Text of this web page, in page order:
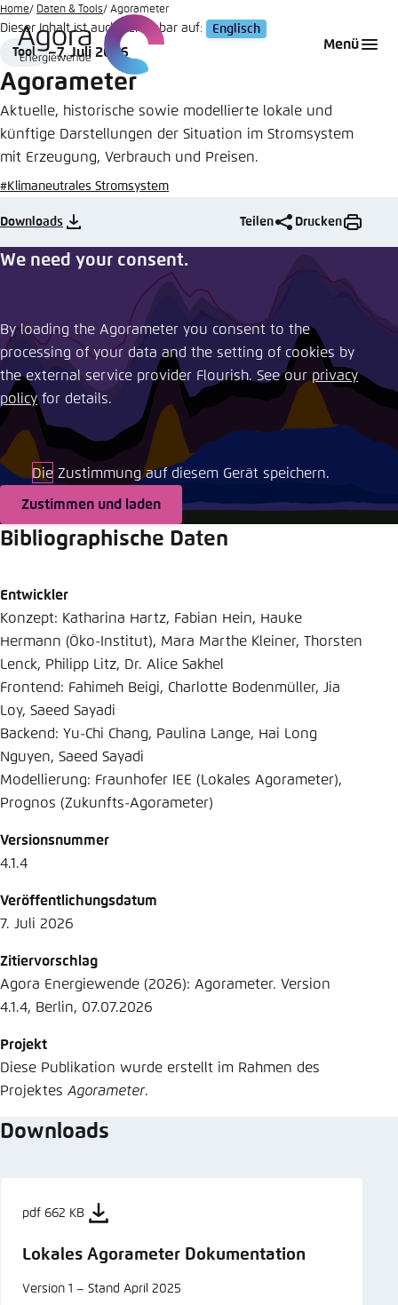
Zum
Hauptinhalt
gehen
Menü
Home Daten & Tools Agorameter
Dieser Inhalt ist auch verfügbar auf: Englisch
Format
Tool
Date
7. Juli 2026
Agorameter
Aktuelle, historische sowie modellierte lokale und
künftige Darstellungen der Situation im Stromsystem
mit Erzeugung, Verbrauch und Preisen.
#Klimaneutrales Stromsystem
Downloads Teilen Drucken
We need your consent.
By loading the Agorameter you consent to the
processing of your data and the setting of cookies by
the external service provider Flourish. See our ​ privacy
policyfor details.
Die Zustimmung auf diesem Gerät speichern.
Zustimmen und laden
Bibliographische Daten
Entwickler
Konzept: Katharina Hartz, Fabian Hein, Hauke
Hermann (Öko-Institut), Mara Marthe Kleiner, Thorsten
Lenck, Philipp Litz, Dr. Alice Sakhel
Frontend: Fahimeh Beigi, Charlotte Bodenmüller, Jia
Loy, Saeed Sayadi
Backend: Yu-Chi Chang, Paulina Lange, Hai Long
Nguyen, Saeed Sayadi
Modellierung: Fraunhofer IEE (Lokales Agorameter),
Prognos (Zukunfts-Agorameter)
Versionsnummer
4.1.4
Veröffentlichungsdatum
7. Juli 2026
Zitiervorschlag
Agora Energiewende (2026): Agorameter. Version
4.1.4, Berlin, 07.07.2026
Projekt
Diese Publikation wurde erstellt im Rahmen des
Projektes Agorameter.
Downloads
pdf 662 KB
Lokales Agorameter Dokumentation
Version 1 – Stand April 2025
Login
Melden Sie sich an um ..., ... und ... zu verwalten.
Benutzername*
Passwort Passwort vergessen?
Anmelden
Noch kein Benutzerkonto?
Abbrechen
Sprache auswählen
Englisch
Agora Think Tanks
Erscheinungsbild der Webseite
Diese Webseite passt ihr Farbschema basierend
auf Ihren Einstellungen an. Wählen Sie aus,
welches Farbschema Sie für diese Webseite
verwenden möchten.
Hell
Automatisch
Einstellung für diese Webseite im Browser
speichern
Übernehmen